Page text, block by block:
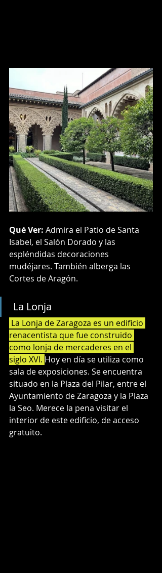
Qué Ver: Admira el Patio de Santa
Isabel, el Salón Dorado y las
espléndidas decoraciones
mudéjares. También alberga las
Cortes de Aragón.
La Lonja
renacentista que fue construido
como lonja de mercaderes en el
siglo XVI. Hoy en día se utiliza como
sala de exposiciones. Se encuentra
situado en la Plaza del Pilar, entre el
Ayuntamiento de Zaragoza y la Plaza
la Seo. Merece la pena visitar el
interior de este edificio, de acceso
gratuito.